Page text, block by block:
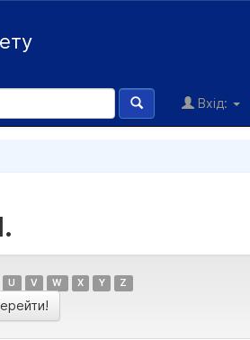
Вхід:
U V W X Y Z